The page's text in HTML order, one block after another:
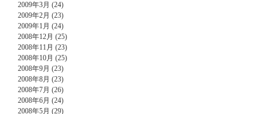
2009年3月 (24)
2009年2月 (23)
2009年1月 (24)
2008年12月 (25)
2008年11月 (23)
2008年10月 (25)
2008年9月 (23)
2008年8月 (23)
2008年7月 (26)
2008年6月 (24)
2008年5月 (29)